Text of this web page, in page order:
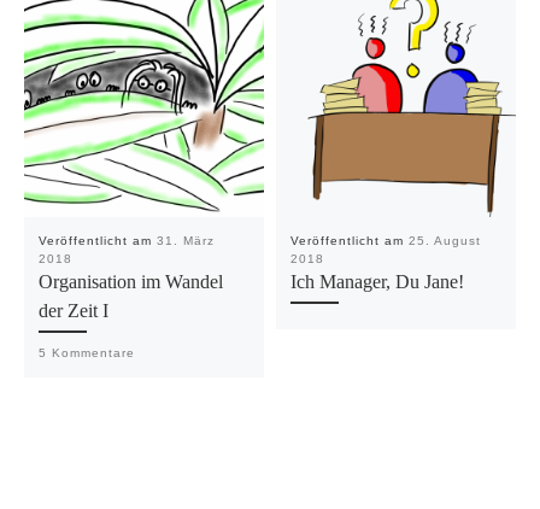
Veröffentlicht am 31. März
2018
Organisation im Wandel
der Zeit I
5 Kommentare
Veröffentlicht am 25. August
2018
Ich Manager, Du Jane!